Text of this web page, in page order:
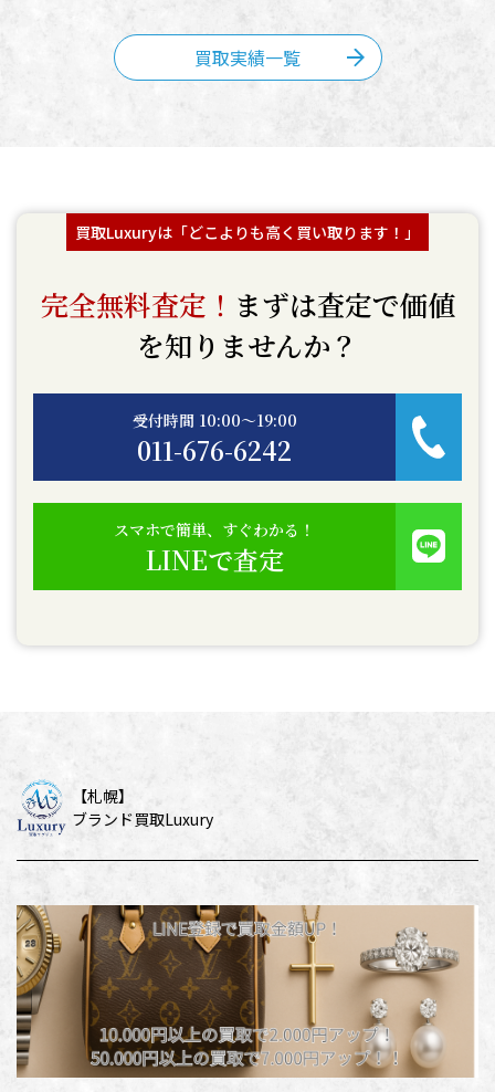
買取実績一覧
買取Luxuryは「どこよりも高く買い取ります！」
完全無料査定！ まずは査定で価値
を知りませんか？
受付時間 10:00〜19:00
011-676-6242
スマホで簡単、すぐわかる！
LINEで査定
【札幌】
ブランド買取Luxury